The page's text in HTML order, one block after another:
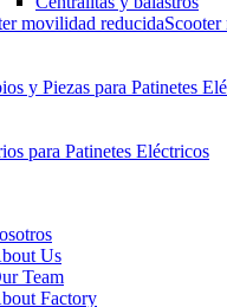
y Piezas para Patinetes
para Patinetes Eléctricos
Us
Team
Factory